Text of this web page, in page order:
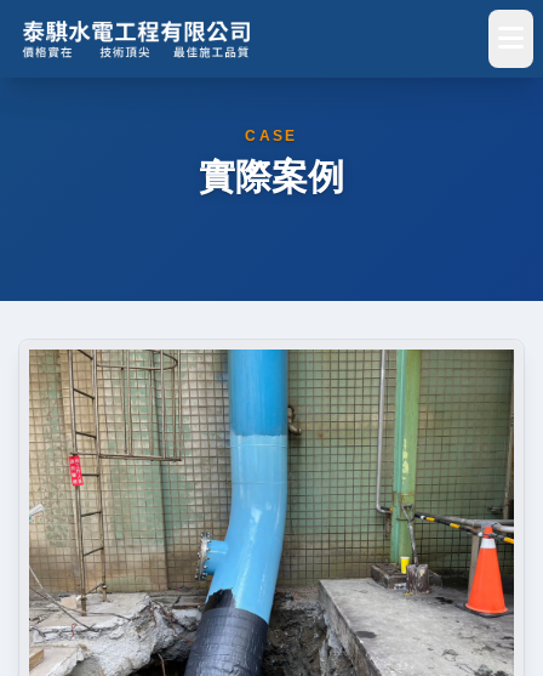
CASE
實際案例